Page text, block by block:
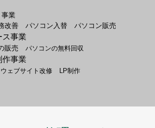
事業
改善 パソコン入替 パソコン販売
ス事業
販売 パソコンの無料回収
作事業
ウェブサイト改修
LP制作